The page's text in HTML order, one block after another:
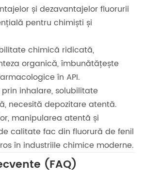
și dezavantajelor fluorurii
pentru chimiști și
chimică ridicată,
organică, îmbunătățește
în API.
prin inhalare, solubilitate
necesită depozitare atentă.
manipularea atentă și
calitate fac din fluorură de fenil
în industriile chimice moderne.
(FAQ)